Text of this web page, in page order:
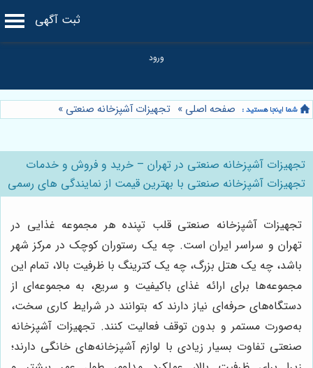
ثبت آگهی
صفحه اصلی » تجهیزات آشپزخانه صنعتی »
تجهیزات آشپزخانه صنعتی در تهران – خرید و فروش و خدمات
تجهیزات آشپزخانه صنعتی با بهترین قیمت از نمایندگی های رسمی
تجهیزات آشپزخانه صنعتی قلب تپنده هر مجموعه غذایی در
تهران و سراسر ایران است. چه یک رستوران کوچک در مرکز شهر
باشد، چه یک هتل بزرگ، چه یک کترینگ با ظرفیت بالا، تمام این
مجموعه‌ها برای ارائه غذای باکیفیت و سریع، به مجموعه‌ای از
دستگاه‌های حرفه‌ای نیاز دارند که بتوانند در شرایط کاری سخت،
به‌صورت مستمر و بدون توقف فعالیت کنند. تجهیزات آشپزخانه
صنعتی تفاوت بسیار زیادی با لوازم آشپزخانه‌های خانگی دارند؛